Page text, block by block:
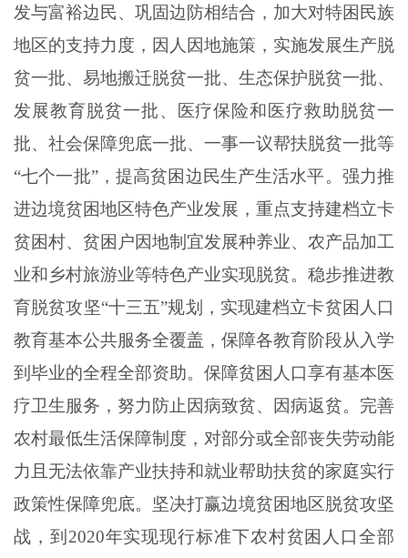
发与富裕边民、巩固边防相结合，加大对特困民族
地区的支持力度，因人因地施策，实施发展生产脱
贫一批、易地搬迁脱贫一批、生态保护脱贫一批、
发展教育脱贫一批、医疗保险和医疗救助脱贫一
批、社会保障兜底一批、一事一议帮扶脱贫一批等
“七个一批”，提高贫困边民生产生活水平。强力推
进边境贫困地区特色产业发展，重点支持建档立卡
贫困村、贫困户因地制宜发展种养业、农产品加工
业和乡村旅游业等特色产业实现脱贫。稳步推进教
育脱贫攻坚“十三五”规划，实现建档立卡贫困人口
教育基本公共服务全覆盖，保障各教育阶段从入学
到毕业的全程全部资助。保障贫困人口享有基本医
疗卫生服务，努力防止因病致贫、因病返贫。完善
农村最低生活保障制度，对部分或全部丧失劳动能
力且无法依靠产业扶持和就业帮助扶贫的家庭实行
政策性保障兜底。坚决打赢边境贫困地区脱贫攻坚
战，到2020年实现现行标准下农村贫困人口全部